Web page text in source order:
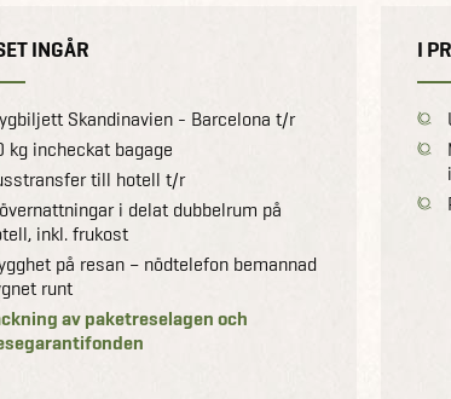
INGÅR
Skandinavien - Barcelona t/r
kg incheckat bagage
till hotell t/r
i delat dubbelrum på
inkl. frukost
på resan – nödtelefon bemannad
runt
av paketreselagen och
I